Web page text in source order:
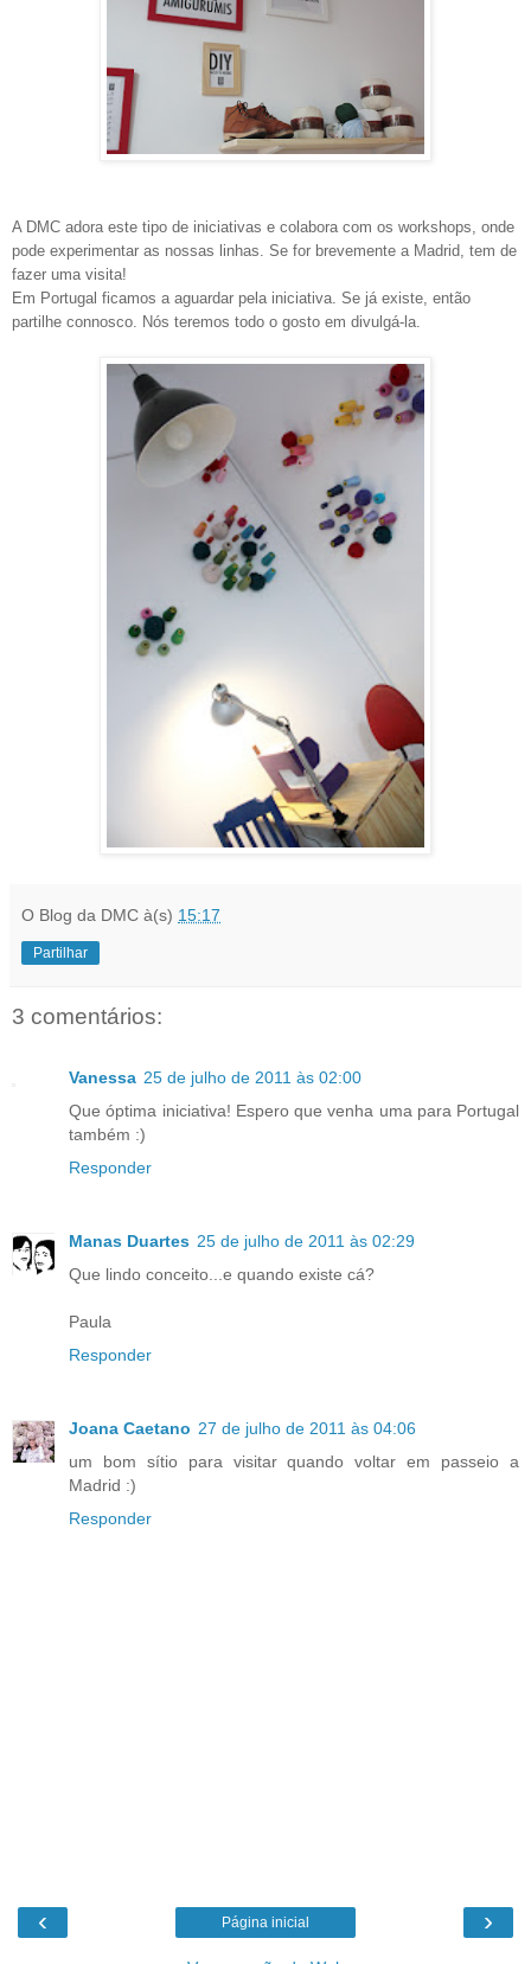
A DMC adora este tipo de iniciativas e colabora com os workshops, onde
pode experimentar as nossas linhas. Se for brevemente a Madrid, tem de
fazer uma visita!
Em Portugal ficamos a aguardar pela iniciativa. Se já existe, então
partilhe connosco. Nós teremos todo o gosto em divulgá-la.
O Blog da DMC à(s) 15:17
Partilhar
3 comentários:
Vanessa 25 de julho de 2011 às 02:00
Que óptima iniciativa! Espero que venha uma para Portugal
também :)
Responder
Manas Duartes 25 de julho de 2011 às 02:29
Que lindo conceito...e quando existe cá?
Paula
Responder
Joana Caetano 27 de julho de 2011 às 04:06
um bom sítio para visitar quando voltar em passeio a
Madrid :)
Responder
‹ ›
Página inicial